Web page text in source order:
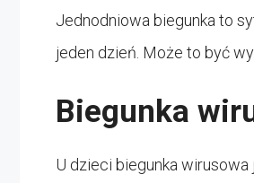
Jednodniowa biegunka to
jeden dzień. Może to być
Biegunka
U dzieci biegunka